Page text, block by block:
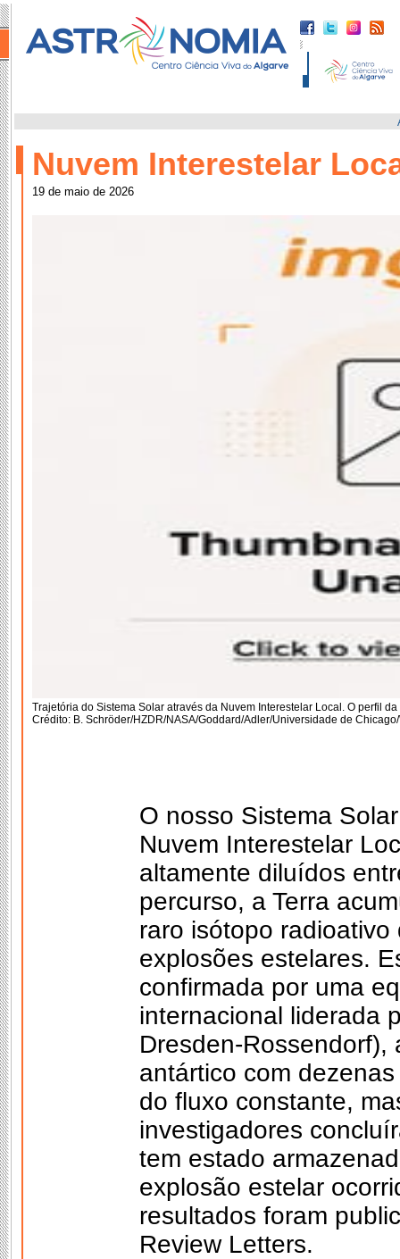
Nuvem Interestelar
19 de maio de 2026
Trajetória do Sistema Solar através da Nuvem Interestelar Local. O perfil
Crédito: B. Schröder/HZDR/NASA/Goddard/Adler/Universidade de
O nosso Sistema
Nuvem Interestelar
altamente diluídos
percurso, a Terra
raro isótopo
explosões estelares.
confirmada por uma
internacional liderada
Dresden-
antártico com
do fluxo constante,
investigadores
tem estado
explosão estelar
resultados foram
Review Letters.